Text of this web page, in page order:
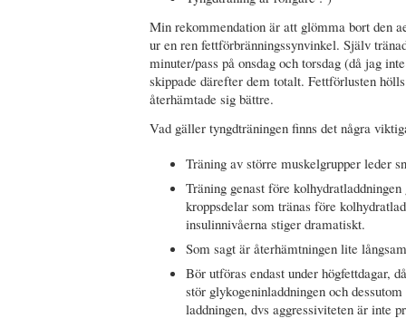
Min rekommendation är att glömma bort den
ur en ren fettförbränningssynvinkel. Själv
minuter/pass på onsdag och torsdag (då jag
skippade därefter dem totalt. Fettförlusten
återhämtade sig bättre.
Vad gäller tyngdträningen finns det några
Träning av större muskelgrupper leder
Träning genast före
kroppsdelar som tränas före
insulinnivåerna stiger dramatiskt.
Som sagt är återhämtningen lite
Bör utföras endast under högfettdagar,
stör glykogeninladdningen och
laddningen, dvs aggressiviteten är inte